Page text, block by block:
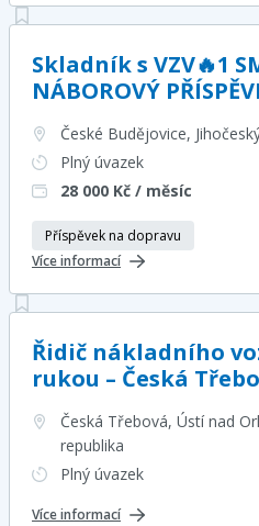
Skladník s VZV🔥1
NÁBOROVÝ
České Budějovice,
Plný úvazek
28 000 Kč / měsíc
Příspěvek na dopravu
Více informací
Řidič nákladního
rukou – Česká
Česká Třebová, Ústí nad
republika
Plný úvazek
Více informací